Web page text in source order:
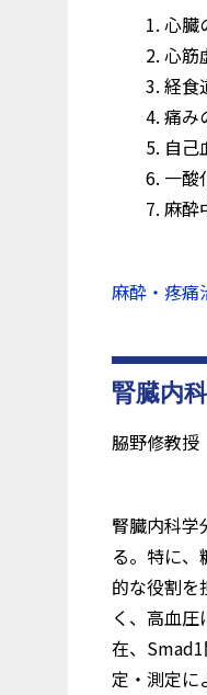
心臓
心筋
経食
痛み
自己
一酸
麻酔
麻酔・疼痛
腎臓内
𦚰野修教授
腎臓内科学
る。特に
的な役割を
く、高血
在、
定・測定に